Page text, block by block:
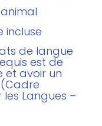
incluse
de langue
est de
et avoir un
Langues –